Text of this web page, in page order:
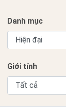
Danh mục
Giới tính